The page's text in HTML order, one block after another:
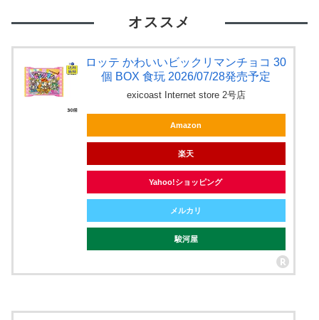
オススメ
ロッテ かわいいビックリマンチョコ 30
個 BOX 食玩 2026/07/28発売予定
exicoast Internet store 2号店
Amazon
楽天
Yahoo!ショッピング
メルカリ
駿河屋